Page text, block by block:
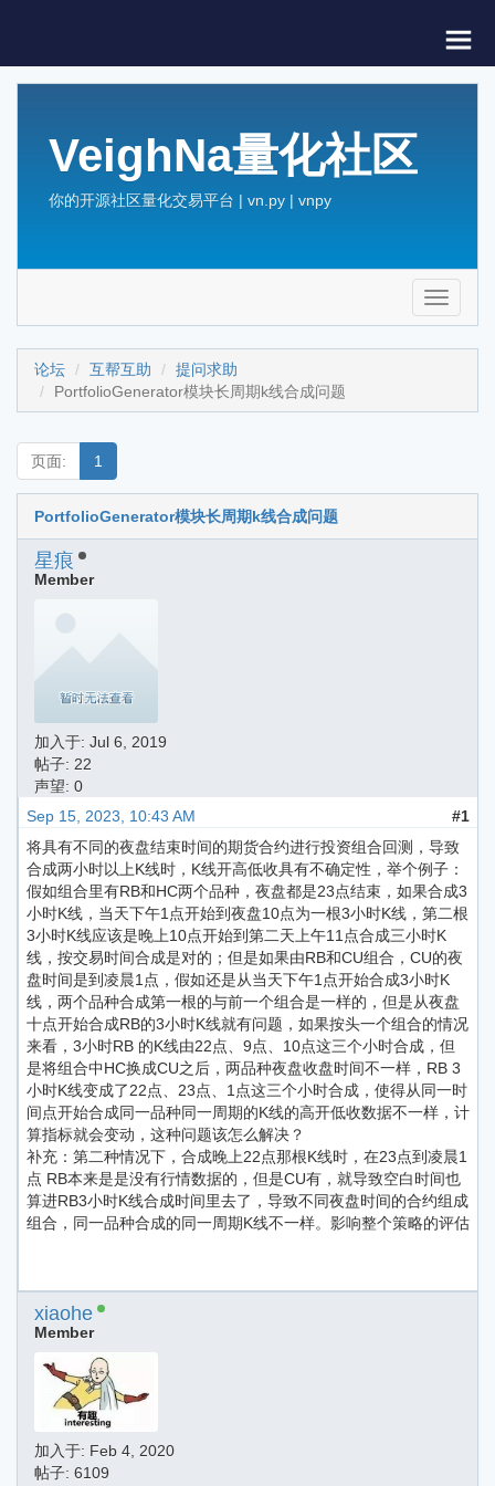
VeighNa量化社区
你的开源社区量化交易平台 | vn.py | vnpy
Toggle
论坛 互帮互助
提问求助
PortfolioGenerator模块长周期k线合成问题
页面: 1
PortfolioGenerator模块长周期k线合成问题
星痕
Member
加入于: Jul 6, 2019
帖子: 22
声望: 0
Sep 15, 2023, 10:43 AM
#1
将具有不同的夜盘结束时间的期货合约进行投资组合回测，导致
合成两小时以上K线时，K线开高低收具有不确定性，举个例子：
假如组合里有RB和HC两个品种，夜盘都是23点结束，如果合成3
小时K线，当天下午1点开始到夜盘10点为一根3小时K线，第二根
3小时K线应该是晚上10点开始到第二天上午11点合成三小时K
线，按交易时间合成是对的；但是如果由RB和CU组合，CU的夜
盘时间是到凌晨1点，假如还是从当天下午1点开始合成3小时K
线，两个品种合成第一根的与前一个组合是一样的，但是从夜盘
十点开始合成RB的3小时K线就有问题，如果按头一个组合的情况
来看，3小时RB 的K线由22点、9点、10点这三个小时合成，但
是将组合中HC换成CU之后，两品种夜盘收盘时间不一样，RB 3
小时K线变成了22点、23点、1点这三个小时合成，使得从同一时
间点开始合成同一品种同一周期的K线的高开低收数据不一样，计
算指标就会变动，这种问题该怎么解决？
补充：第二种情况下，合成晚上22点那根K线时，在23点到凌晨1
点 RB本来是是没有行情数据的，但是CU有，就导致空白时间也
算进RB3小时K线合成时间里去了，导致不同夜盘时间的合约组成
组合，同一品种合成的同一周期K线不一样。影响整个策略的评估
xiaohe
Member
加入于: Feb 4, 2020
帖子: 6109